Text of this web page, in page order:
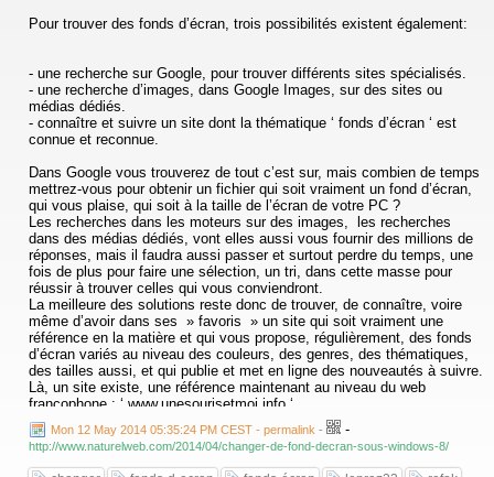
Pour trouver des fonds d’écran, trois possibilités existent également:
- une recherche sur Google, pour trouver différents sites spécialisés.
- une recherche d’images, dans Google Images, sur des sites ou
médias dédiés.
- connaître et suivre un site dont la thématique ‘ fonds d’écran ‘ est
connue et reconnue.
Dans Google vous trouverez de tout c’est sur, mais combien de temps
mettrez-vous pour obtenir un fichier qui soit vraiment un fond d’écran,
qui vous plaise, qui soit à la taille de l’écran de votre PC ?
Les recherches dans les moteurs sur des images, les recherches
dans des médias dédiés, vont elles aussi vous fournir des millions de
réponses, mais il faudra aussi passer et surtout perdre du temps, une
fois de plus pour faire une sélection, un tri, dans cette masse pour
réussir à trouver celles qui vous conviendront.
La meilleure des solutions reste donc de trouver, de connaître, voire
même d’avoir dans ses » favoris » un site qui soit vraiment une
référence en la matière et qui vous propose, régulièrement, des fonds
d’écran variés au niveau des couleurs, des genres, des thématiques,
des tailles aussi, et qui publie et met en ligne des nouveautés à suivre.
Là, un site existe, une référence maintenant au niveau du web
francophone : ‘ www.unesourisetmoi.info ‘.
Un incontournable qui dispose déjà de plusieurs centaines de milliers
de fonds d’écran, en tous genres, et surtout, cerise sur le gâteau, en
les proposant en téléchargement 100% gratuit et sécurisé.
Mon 12 May 2014 05:35:24 PM CEST - permalink - -
http://www.naturelweb.com/2014/04/changer-de-fond-decran-sous-windows-8/